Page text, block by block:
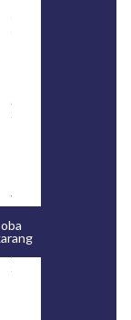
SMA
Syarat,
August 5,
2026
yang
Tergabung
dalam
Himbara
August 4,
2026